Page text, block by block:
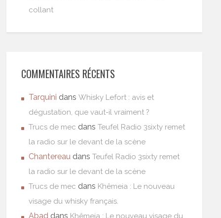
collant
COMMENTAIRES RÉCENTS
Tarquini dansWhisky Lefort : avis et
dégustation, que vaut-il vraiment ?
Trucs de mec dansTeufel Radio 3sixty remet
la radio sur le devant de la scène
Chantereau dansTeufel Radio 3sixty remet
la radio sur le devant de la scène
Trucs de mec dans Khêmeia : Le nouveau
visage du whisky français.
Abad dans Khêmeia : Le nouveau visage du